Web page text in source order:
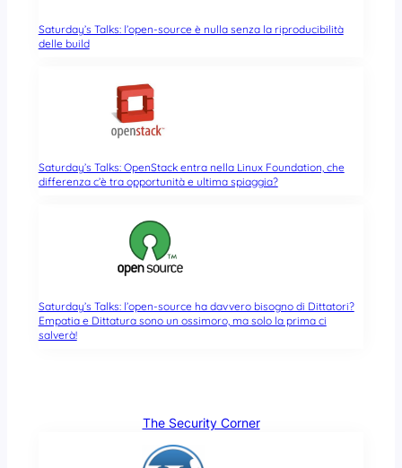
Saturday’s Talks: l’open-source è nulla senza la riproducibilità
delle build
Saturday’s Talks: OpenStack entra nella Linux Foundation, che
differenza c’è tra opportunità e ultima spiaggia?
Saturday’s Talks: l’open-source ha davvero bisogno di Dittatori?
Empatia e Dittatura sono un ossimoro, ma solo la prima ci
salverà!
The Security Corner